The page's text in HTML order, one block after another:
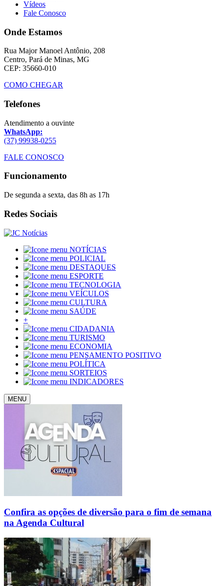
Vídeos
Fale Conosco
Onde Estamos
Rua Major Manoel Antônio, 208
Centro, Pará de Minas, MG
CEP: 35660-010
COMO CHEGAR
Telefones
Atendimento a ouvinte
WhatsApp:
(37) 99938-0255
FALE CONOSCO
Funcionamento
De segunda a sexta, das 8h as 17h
Redes Sociais
NOTÍCIAS
POLICIAL
DESTAQUES
ESPORTE
TECNOLOGIA
VEÍCULOS
CULTURA
SAÚDE
+
CIDADANIA
TURISMO
ECONOMIA
PENSAMENTO POSITIVO
POLÍTICA
SORTEIOS
INDICADORES
MENU
Confira as opções de diversão para o fim de semana
na Agenda Cultural